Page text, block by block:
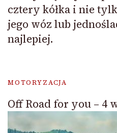
cztery kółka i nie
jego wóz lub
najlepiej.
MOTORYZACJA
Off Road for you – 4